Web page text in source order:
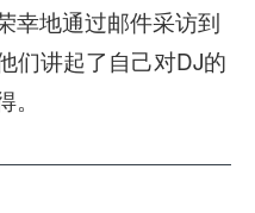
幸地通过邮件采访到
们讲起了自己对DJ的